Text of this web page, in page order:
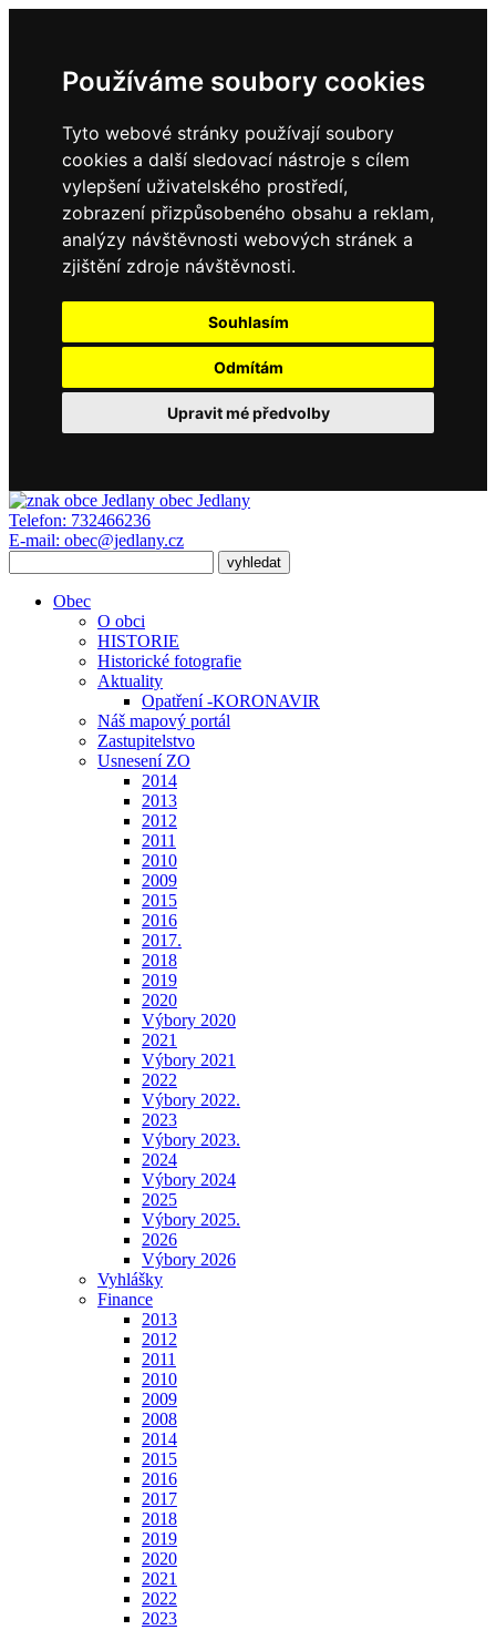
Používáme soubory cookies
Tyto webové stránky používají soubory
cookies a další sledovací nástroje s cílem
vylepšení uživatelského prostředí,
zobrazení přizpůsobeného obsahu a reklam,
analýzy návštěvnosti webových stránek a
zjištění zdroje návštěvnosti.
Souhlasím
Odmítám
Upravit mé předvolby
obec Jedlany
Telefon: 732466236
E-mail: obec@jedlany.cz
Obec
O obci
HISTORIE
Historické fotografie
Aktuality
Opatření -KORONAVIR
Náš mapový portál
Zastupitelstvo
Usnesení ZO
2014
2013
2012
2011
2010
2009
2015
2016
2017.
2018
2019
2020
Výbory 2020
2021
Výbory 2021
2022
Výbory 2022.
2023
Výbory 2023.
2024
Výbory 2024
2025
Výbory 2025.
2026
Výbory 2026
Vyhlášky
Finance
2013
2012
2011
2010
2009
2008
2014
2015
2016
2017
2018
2019
2020
2021
2022
2023